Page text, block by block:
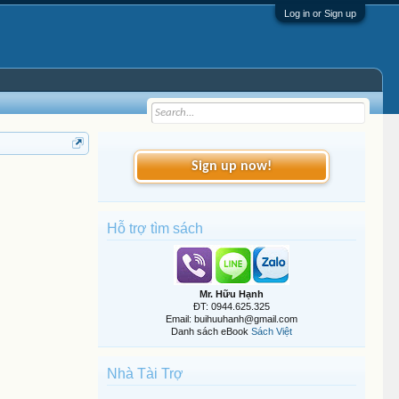
Log in or Sign up
Sign up now!
Hỗ trợ tìm sách
Mr. Hữu Hạnh
ĐT: 0944.625.325
Email: buihuuhanh@gmail.com
Danh sách eBook Sách Việt
Nhà Tài Trợ